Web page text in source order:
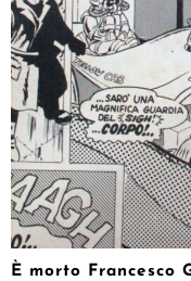
È morto Francesco